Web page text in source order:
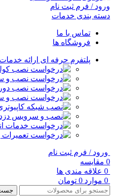
ورود / فرم ثبت نام
دسته بندی خدمات
تماس با ما
فروشگاه ها
پلتفرم حرفه ای ارائه خدمات
ورود / فرم ثبت نام
0 مقایسه
0 علاقه مندی ها
0 موارد 0 تومان